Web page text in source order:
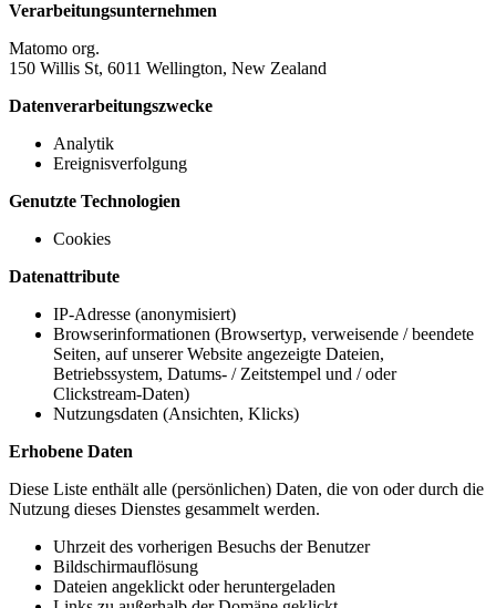
Verarbeitungsunternehmen
Matomo org.
150 Willis St, 6011 Wellington, New Zealand
Datenverarbeitungszwecke
Analytik
Ereignisverfolgung
Genutzte Technologien
Cookies
Datenattribute
IP-Adresse (anonymisiert)
Browserinformationen (Browsertyp, verweisende / beendete
Seiten, auf unserer Website angezeigte Dateien,
Betriebssystem, Datums- / Zeitstempel und / oder
Clickstream-Daten)
Nutzungsdaten (Ansichten, Klicks)
Erhobene Daten
Diese Liste enthält alle (persönlichen) Daten, die von oder durch die
Nutzung dieses Dienstes gesammelt werden.
Uhrzeit des vorherigen Besuchs der Benutzer
Bildschirmauflösung
Dateien angeklickt oder heruntergeladen